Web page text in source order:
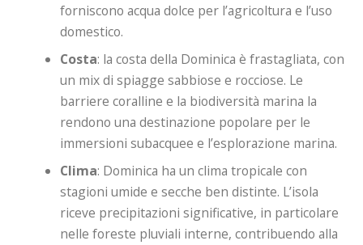
forniscono acqua dolce per l’agricoltura e l’uso
domestico.
Costa: la costa della Dominica è frastagliata, con
un mix di spiagge sabbiose e rocciose. Le
barriere coralline e la biodiversità marina la
rendono una destinazione popolare per le
immersioni subacquee e l’esplorazione marina.
Clima: Dominica ha un clima tropicale con
stagioni umide e secche ben distinte. L’isola
riceve precipitazioni significative, in particolare
nelle foreste pluviali interne, contribuendo alla